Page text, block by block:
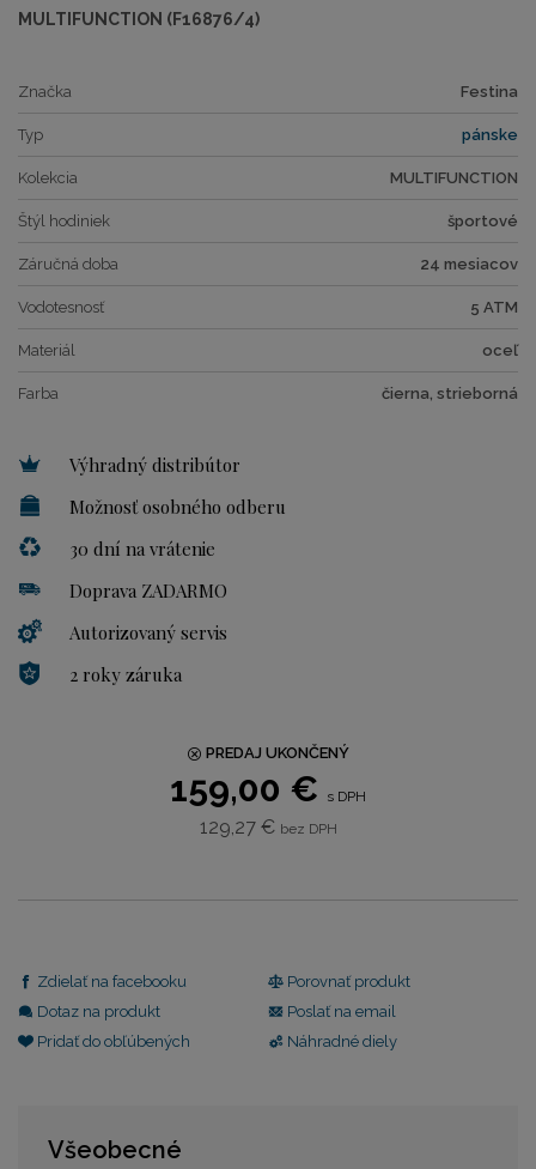
MULTIFUNCTION (F16876/4)
Značka Festina
Typ pánske
Kolekcia MULTIFUNCTION
Štýl hodiniek športové
Záručná doba 24 mesiacov
Vodotesnosť 5 ATM
Materiál oceľ
Farba čierna, strieborná
Výhradný distribútor
Možnosť osobného odberu
30 dní na vrátenie
Doprava ZADARMO
Autorizovaný servis
2 roky záruka
PREDAJ UKONČENÝ
159,00 € s DPH
129,27 € bez DPH
Zdielať na facebooku
Porovnať produkt
Dotaz na produkt
Poslať na email
Pridať do obľúbených
Náhradné diely
Všeobecné